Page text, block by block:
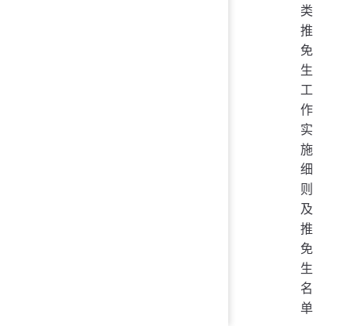
类
推
免
生
工
作
实
施
细
则
及
推
免
生
名
单